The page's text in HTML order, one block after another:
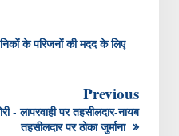
के परिजनों की मदद के लिए
Previous
लापरवाही पर तहसीलदार-नायब
तहसीलदार पर ठोका जुर्माना